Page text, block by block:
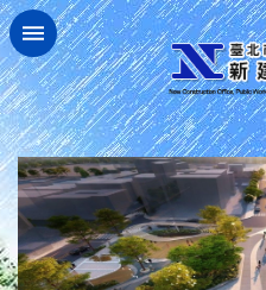
跳到主要內容區塊